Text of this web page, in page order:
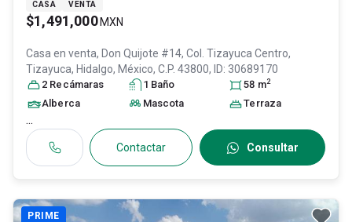
CASA VENTA
$1,491,000 MXN
Casa en venta, Don Quijote #14, Col. Tizayuca Centro,
Tizayuca, Hidalgo, México, C.P. 43800, ID: 30689170
2 Recámaras 1 Baño 58 m2
Alberca Mascota Terraza
...
Contactar Consultar
PRIME